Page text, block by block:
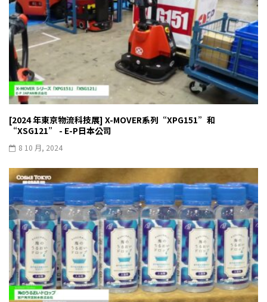
[2024 年東京物流科技展] X-MOVER系列“XPG151”和
“XSG121” - E-P日本公司
8 10 月, 2024